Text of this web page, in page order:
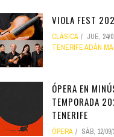
VIOLA FEST
CLÁSICA JUE, 24/
TENERIFE ADÁN
ÓPERA EN
TEMPORADA
TENERIFE
ÓPERA SÁB, 12/09/